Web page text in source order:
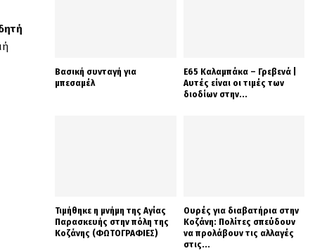
Βασική συνταγή για
μπεσαμέλ
Ε65 Καλαμπάκα – Γρεβενά |
Αυτές είναι οι τιμές των
διοδίων στην...
Τιμήθηκε η μνήμη της Αγίας
Παρασκευής στην πόλη της
Κοζάνης (ΦΩΤΟΓΡΑΦΙΕΣ)
Ουρές για διαβατήρια στην
Κοζάνη: Πολίτες σπεύδουν
να προλάβουν τις αλλαγές
στις...